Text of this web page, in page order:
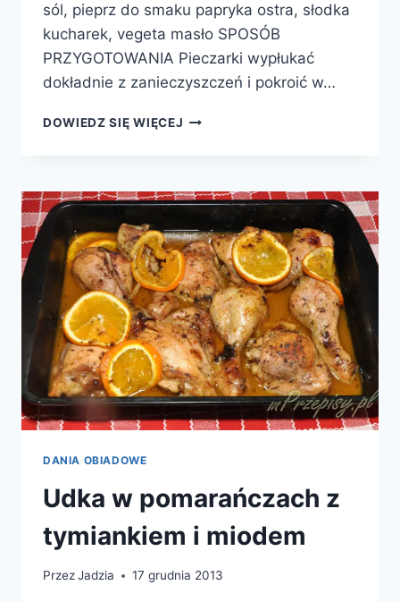
sól, pieprz do smaku papryka ostra, słodka
kucharek, vegeta masło SPOSÓB
PRZYGOTOWANIA Pieczarki wypłukać
dokładnie z zanieczyszczeń i pokroić w…
DOWIEDZ SIĘ WIĘCEJ SCHAB
DANIA OBIADOWE
Udka w pomarańczach z
tymiankiem i miodem
PrzezJadzia 17 grudnia 2013